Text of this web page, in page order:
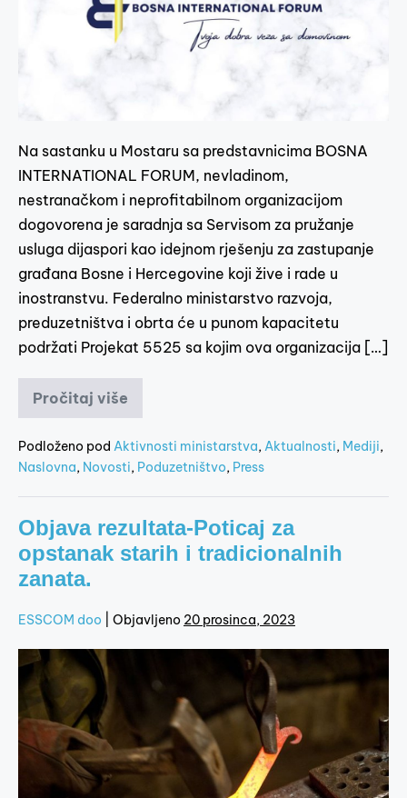
Na sastanku u Mostaru sa predstavnicima BOSNA
INTERNATIONAL FORUM, nevladinom,
nestranačkom i neprofitabilnom organizacijom
dogovorena je saradnja sa Servisom za pružanje
usluga dijaspori kao idejnom rješenju za zastupanje
građana Bosne i Hercegovine koji žive i rade u
inostranstvu. Federalno ministarstvo razvoja,
preduzetništva i obrta će u punom kapacitetu
podržati Projekat 5525 sa kojim ova organizacija […]
Pročitaj više
Podloženo pod Aktivnosti ministarstva,Aktualnosti, Mediji,
Naslovna, Novosti, Poduzetništvo, Press
Objava rezultata-Poticaj za
opstanak starih i tradicionalnih
zanata.
ESSCOM doo Objavljeno 20 prosinca, 2023